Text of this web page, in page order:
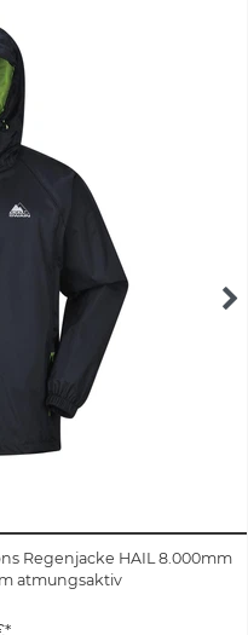
Regenjacke HAIL 8.000mm
atmungsaktiv